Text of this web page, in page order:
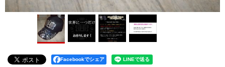
Facebookでシェア